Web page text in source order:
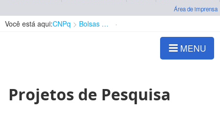
Área de imprensa
Você está aqui:CNPq Bolsas e Auxílios Vigentes
MENU
Projetos de Pesquisa